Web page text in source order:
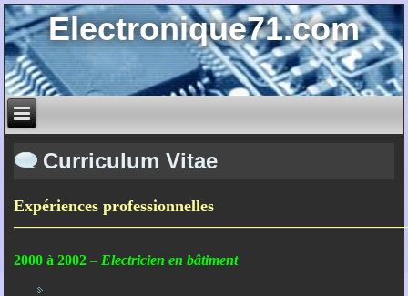
Electronique71.com
Curriculum Vitae
Expériences professionnelles
2000 à 2002– Electricien en bâtiment